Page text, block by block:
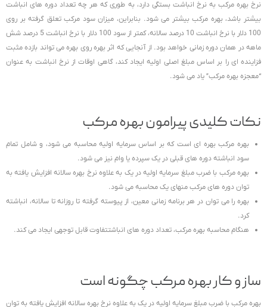
نرخ بهره مرکب به نرخ انباشت بستگی دارد، به طوری که هر چه تعداد دوره های انباشت
بیشتر باشد، بهره مرکب بیشتر می شود. بنابراین، میزان سود مرکب تعلق گرفته بر روی
100 دلار با نرخ انباشت 10 درصد سالانه، کمتر از سود 100 دلار با نرخ انباشت 5 درصد شش
ماهه در همان دوره زمانی خواهد بود. از آنجایی که اثر بهره روی بهره می تواند بازده مثبت
فزاینده ای را بر اساس مبلغ اصلی اولیه ایجاد کند، گاهی اوقات از نرخ انباشت به عنوان
“معجزه بهره مرکب” یاد می شود.
نکات کلیدی پیرامون بهره مرکب
بهره مرکب بهره ای است که بر اساس سرمایه اولیه محاسبه می شود، و شامل تمام
سود انباشته دوره های قبلی در یک سپرده یا وام نیز می شود.
بهره مرکب با ضرب مبلغ سرمایه اولیه در یک به علاوه نرخ بهره سالانه افزایش یافته به
توان دوره های مرکب منهای یک محاسبه می شود.
بهره را می توان در هر برنامه زمانی معین، از پیوسته گرفته تا روزانه تا سالانه، انباشته
کرد.
هنگام محاسبه بهره مرکب، تعداد دوره های انباشتتفاوت قابل توجهی ایجاد می کند.
ساز و کار بهره مرکب چگونه است
بهره مرکب با ضرب مبلغ سرمایه اولیه در یک به علاوه نرخ بهره سالانه افزایش یافته به توان